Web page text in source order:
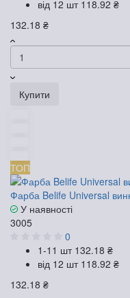
від 12 шт 118.92 ₴
132.18 ₴
Купити
ТОП
Фарба Belife Universal
У наявності
3005
0
1-11 шт 132.18 ₴
від 12 шт 118.92 ₴
132.18 ₴